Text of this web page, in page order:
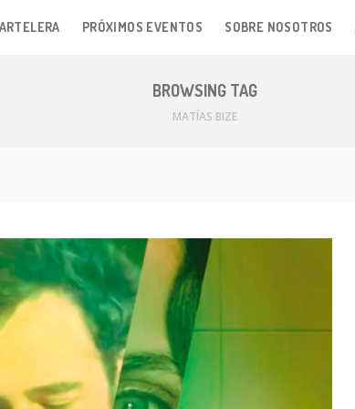
PRÓXIMOS EVENTOS SOBRE NOSOTROS
BROWSING TAG
MATÍAS BIZE